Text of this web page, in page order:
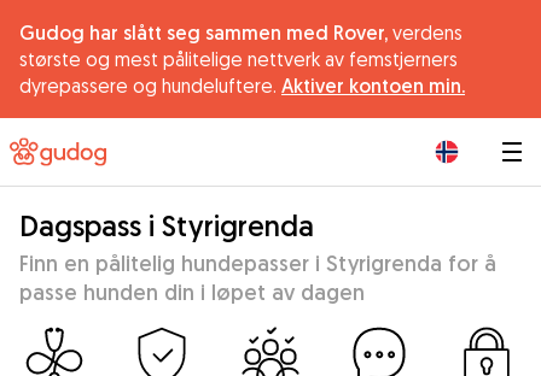
Gudog har slått seg sammen med Rover, verdens
største og mest pålitelige nettverk av femstjerners
dyrepassere og hundeluftere. Aktiver kontoen min.
Dagspass i Styrigrenda
Finn en pålitelig hundepasser i Styrigrenda for å
passe hunden din i løpet av dagen